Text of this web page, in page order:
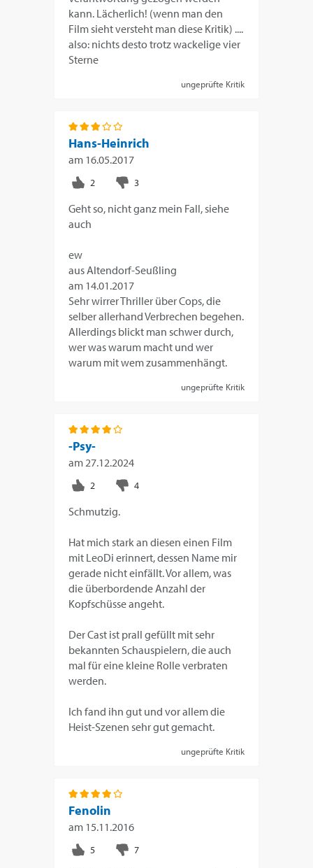
kann. Lächerlich! (wenn man den
Film sieht versteht man diese Kritik) ....
also: nichts desto trotz wackelige vier
Sterne
ungeprüfte Kritik
Hans-Heinrich
am 16.05.2017
Geht so, nicht ganz mein Fall, siehe
auch
ew
aus Altendorf-Seußling
am 14.01.2017
Sehr wirrer Thriller über Cops, die
selber allerhand Verbrechen begehen.
Allerdings blickt man schwer durch,
wer was warum macht und wer
warum mit wem zusammenhängt.
ungeprüfte Kritik
-Psy-
am27.12.2024
Schmutzig.
Hat mich stark an diesen einen Film
mit LeoDi erinnert, dessen Name mir
gerade nicht einfällt. Vor allem, was
die überbordende Anzahl der
Kopfschüsse angeht.
Der Cast ist prall gefüllt mit sehr
bekannten Schauspielern, die auch
mal für eine kleine Rolle verbraten
werden.
Ich fand ihn gut und vor allem die
Heist-Szenen sehr gut gemacht.
ungeprüfte Kritik
Fenolin
am 15.11.2016